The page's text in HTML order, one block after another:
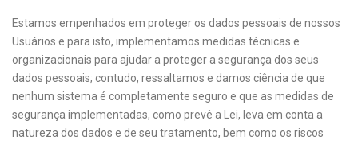
Estamos empenhados em proteger os dados pessoais de nossos
Usuários e para isto, implementamos medidas técnicas e
organizacionais para ajudar a proteger a segurança dos seus
dados pessoais; contudo, ressaltamos e damos ciência de que
nenhum sistema é completamente seguro e que as medidas de
segurança implementadas, como prevê a Lei, leva em conta a
natureza dos dados e de seu tratamento, bem como os riscos